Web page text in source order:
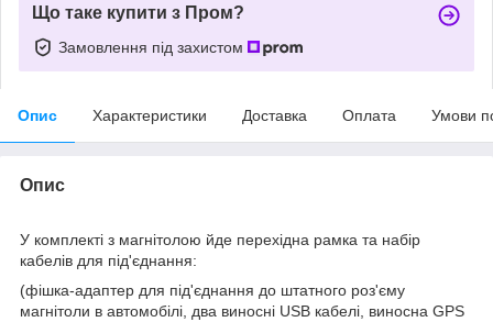
Що таке купити з Пром?
Замовлення під захистом
Опис Характеристики Доставка Оплата Умови
Опис
У комплекті з магнітолою йде перехідна рамка та набір
кабелів для під'єднання:
(фішка-адаптер для під'єднання до штатного роз'єму
магнітоли в автомобілі, два виносні USB кабелі, виносна GPS